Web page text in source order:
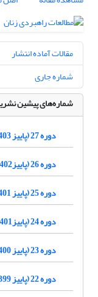
مقالات آماده انتشار
شماره جاری
شماره‌های پیشین
دوره 27 (پاییز 1403- 1404)
دوره 26 (پاییز1402- 1403)
دوره 25 (پاییز 1401-1402)
دوره 24 (پاییز1401-1400)
دوره 23 (پاییز 1400-1399)
دوره 22 (پاییز 1399-1398)